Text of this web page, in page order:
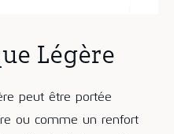
Légère
peut être portée
ou comme un renfort